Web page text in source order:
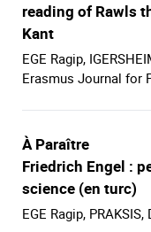
reading of Rawls
Kant
EGE Ragip,
Erasmus Journal for
À Paraître
Friedrich Engel :
science (en turc)
EGE Ragip,